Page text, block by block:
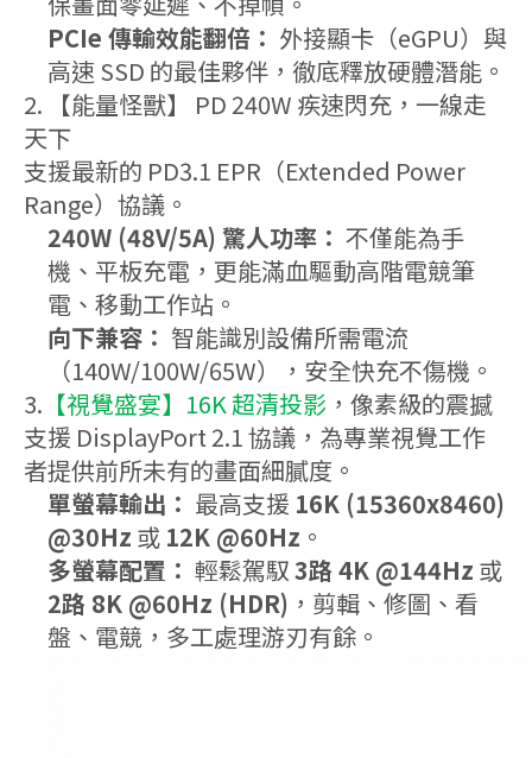
PCIe 傳輸效能翻倍： 外接顯卡（eGPU）與
高速 SSD 的最佳夥伴，徹底釋放硬體潛能。
2. 【能量怪獸】 PD 240W 疾速閃充，一線走
天下
支援最新的 PD3.1 EPR（Extended Power
Range）協議。
240W (48V/5A) 驚人功率： 不僅能為手
機、平板充電，更能滿血驅動高階電競筆
電、移動工作站。
向下兼容： 智能識別設備所需電流
（140W/100W/65W），安全快充不傷機。
3. 【視覺盛宴】16K 超清投影 ，像素級的震撼
支援 DisplayPort 2.1 協議，為專業視覺工作
者提供前所未有的畫面細膩度。
單螢幕輸出： 最高支援 16K (15360x8460)
@30Hz 或 12K @60Hz 。
多螢幕配置： 輕鬆駕馭3路 4K @144Hz 或
2路 8K @60Hz (HDR) ，剪輯、修圖、看
盤、電競，多工處理游刃有餘。